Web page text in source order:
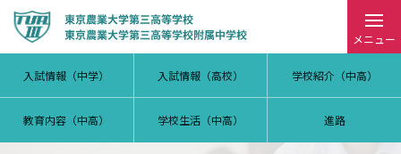
入試情報（中学） 入試情報（高校） 学校紹介（中高）
教育内容（中高） 学校生活（中高） 進路
メニュー